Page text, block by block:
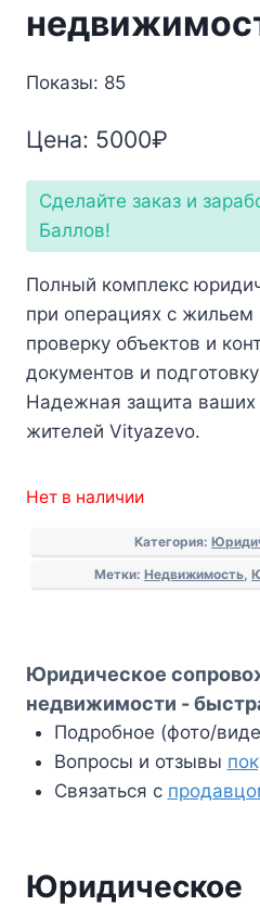
Показы: 85
Цена: 5000₽
Сделайте заказ и
Баллов!
Полный комплекс
при операциях с
проверку объектов и
документов и
Надежная защита ваших
жителей Vityazevo.
Нет в наличии
Категория:
Метки: Недвижимость,
Юридическое
недвижимости -
Подробное (фото/
Вопросы и отзывы
Связаться с
Юридическое